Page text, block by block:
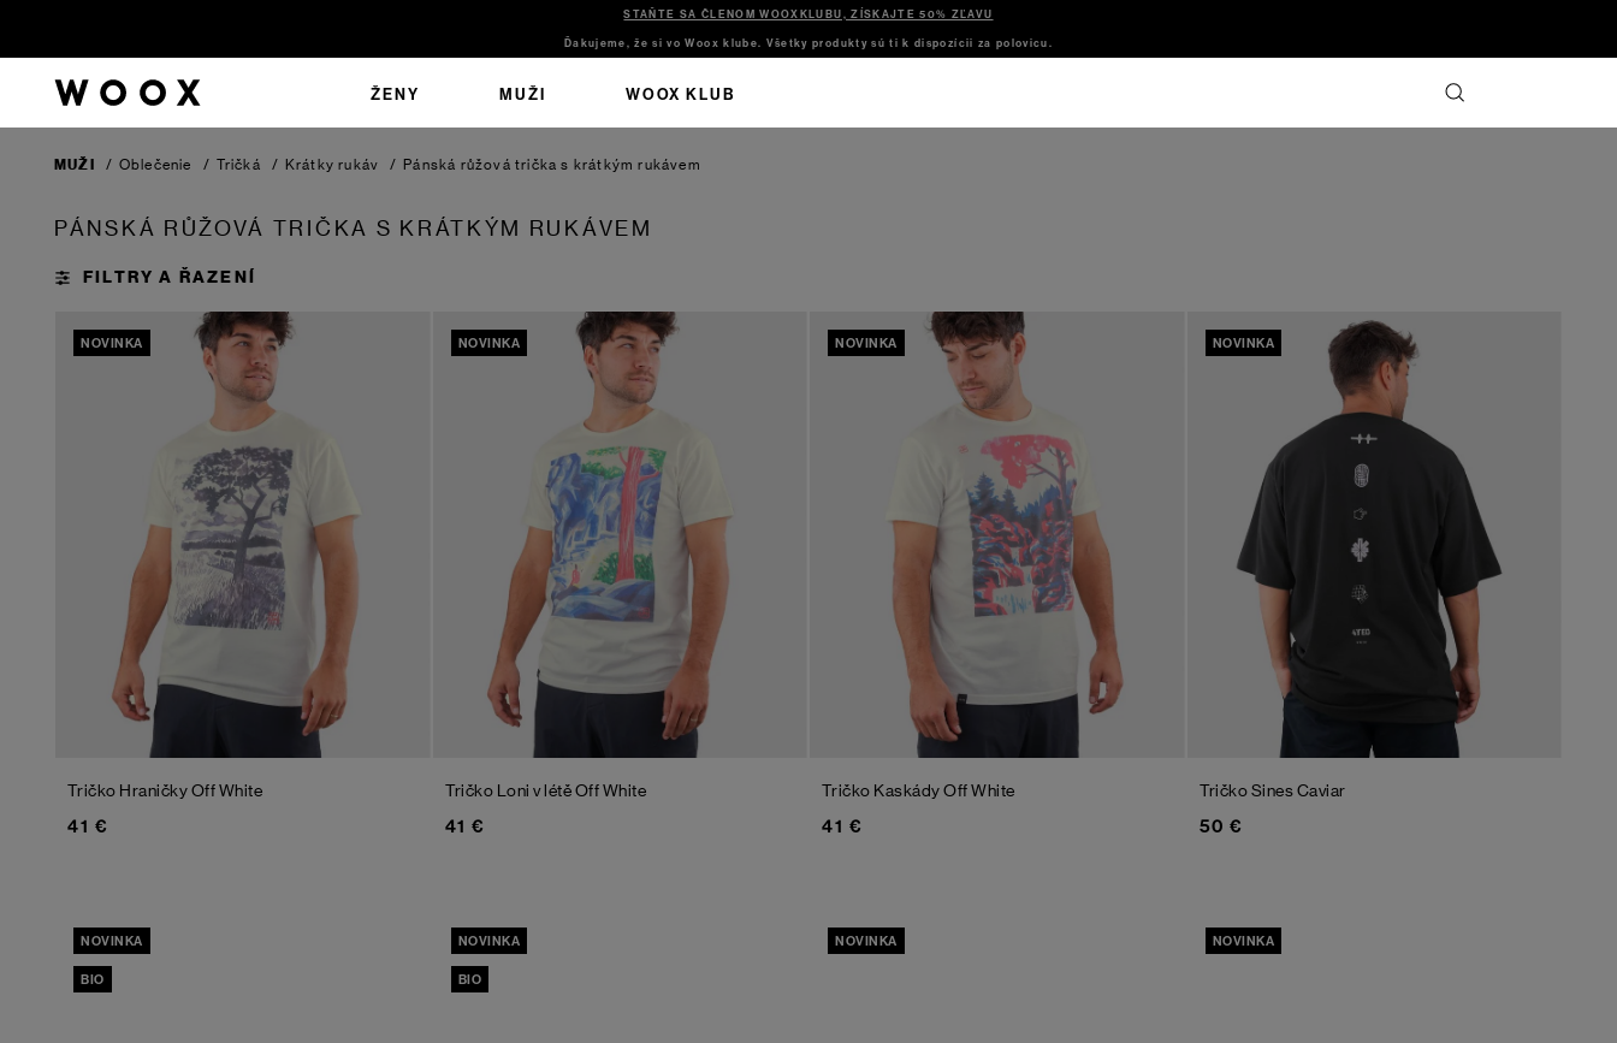
STAŇTE SA ČLENOM WOOXKLUBU, ZÍSKAJTE 50% ZĽAVU
Ďakujeme, že si vo Woox klube. Všetky produkty sú ti k dispozícii za polovicu.
ŽENY MUŽI WOOX KLUB
MUŽI / Oblečenie / Tričká / Krátky rukáv / Pánská růžová trička s krátkým rukávem
PÁNSKÁ RŮŽOVÁ TRIČKA S KRÁTKÝM RUKÁVEM
NOVINKA
Tričko HraničkyOff White
41 €
NOVINKA
Tričko Loni v létěOff White
41 €
NOVINKA
Tričko KaskádyOff White
41 €
NOVINKA
Tričko SinesCaviar
50 €
NOVINKA
BIO
NOVINKA
BIO
NOVINKA NOVINKA